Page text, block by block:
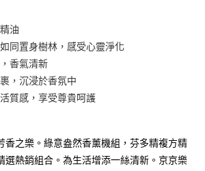
含以上)免運費
油
同置身樹林，感受心靈淨化
香氣清新
，沉浸於香氛中
質感，享受尊貴呵護
香之樂。綠意盎然香薰機組，芬多精複方精
選熱銷組合。為生活增添一絲清新。京京樂